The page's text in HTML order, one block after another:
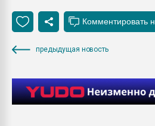
предыдущая новость